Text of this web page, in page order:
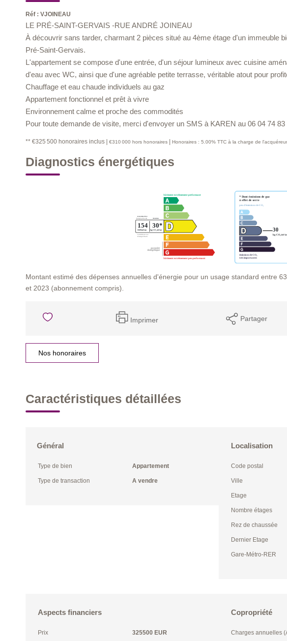
Réf : VJOINEAU
LE PRÉ-SAINT-GERVAIS -RUE ANDRÉ JOINEAU
À découvrir sans tarder, charmant 2 pièces situé au 4ème étage d'un immeuble
Pré-Saint-Gervais.
L'appartement se compose d'une entrée, d'un séjour lumineux avec cuisine
d'eau avec WC, ainsi que d'une agréable petite terrasse, véritable atout pour
Chauffage et eau chaude individuels au gaz
Appartement fonctionnel et prêt à vivre
Environnement calme et proche des commodités
Pour toute demande de visite, merci d'envoyer un SMS à KAREN au 06 04 74 83
** €325 500 honoraires inclus €310 000 hors honoraires Honoraires : 5.00% TTC à la charge de l'acquéreur
Diagnostics énergétiques
Montant estimé des dépenses annuelles d'énergie pour un usage standard entre
et 2023 (abonnement compris).
Imprimer Partager
Nos honoraires
Caractéristiques détaillées
Général
Type de bien Appartement
Type de transaction A vendre
Localisation
Code postal
Ville
Etage
Nombre étages
Rez de chaussée
Dernier Etage
Gare-Métro-RER
Aspects financiers
Prix 325500 EUR
Copropriété
Charges annuelles